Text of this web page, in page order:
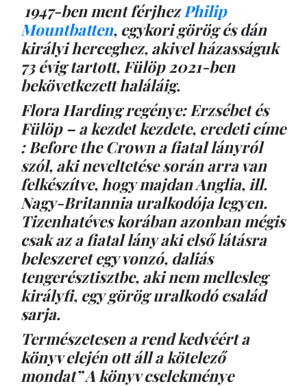
1947-ben ment férjhezPhilip
Mountbatten, egykori görög és dán
királyi herceghez, akivel házasságuk
73 évig tartott, Fülöp 2021-ben
bekövetkezett haláláig.
Flora Harding regénye: Erzsébet és
Fülöp – a kezdet kezdete, eredeti címe
: Before the Crown a fiatal lányról
szól, aki neveltetése során arra van
felkészítve, hogy majdan Anglia, ill.
Nagy-Britannia uralkodója legyen.
Tizenhatéves korában azonban mégis
csak az a fiatal lány aki első látásra
beleszeret egy vonzó, daliás
tengerésztisztbe, aki nem mellesleg
királyfi, egy görög uralkodó család
sarja.
Természetesen a rend kedvéért a
könyv elején ott áll a kötelező
mondat” A könyv cselekménye